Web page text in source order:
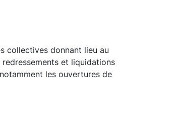
collectives donnant lieu au
et liquidations
les ouvertures de